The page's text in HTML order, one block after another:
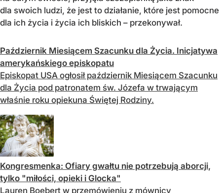
dla swoich ludzi, że jest to działanie, które jest pomocne
dla ich życia i życia ich bliskich – przekonywał.
Październik Miesiącem Szacunku dla Życia. Inicjatywa
amerykańskiego episkopatu
Episkopat USA ogłosił październik Miesiącem Szacunku
dla Życia pod patronatem św. Józefa w trwającym
właśnie roku opiekuna Świętej Rodziny.
Kongresmenka: Ofiary gwałtu nie potrzebują aborcji,
tylko "miłości, opieki i Glocka"
Lauren Boebert w przemówieniu z mównicy